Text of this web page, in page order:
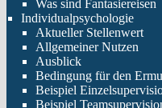
Was sind Fantasiereisen
Individualpsychologie
Aktueller Stellenwert
Allgemeiner Nutzen
Ausblick
Bedingung für den
Beispiel
Beispiel